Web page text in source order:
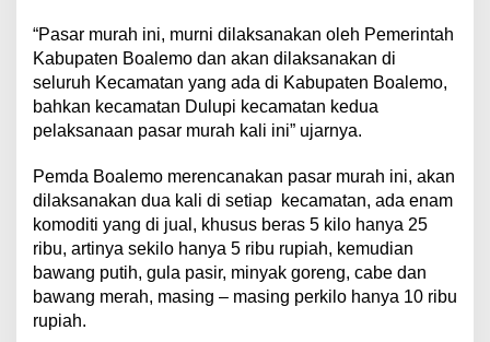
“Pasar murah ini, murni dilaksanakan oleh Pemerintah
Kabupaten Boalemo dan akan dilaksanakan di
seluruh Kecamatan yang ada di Kabupaten Boalemo,
bahkan kecamatan Dulupi kecamatan kedua
pelaksanaan pasar murah kali ini” ujarnya.
Pemda Boalemo merencanakan pasar murah ini, akan
dilaksanakan dua kali di setiap kecamatan, ada enam
komoditi yang di jual, khusus beras 5 kilo hanya 25
ribu, artinya sekilo hanya 5 ribu rupiah, kemudian
bawang putih, gula pasir, minyak goreng, cabe dan
bawang merah, masing – masing perkilo hanya 10 ribu
rupiah.